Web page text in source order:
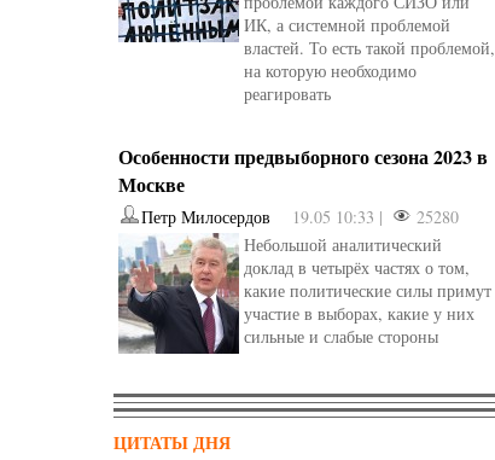
ИК, а системной проблемой
властей. То есть такой проблемой,
на которую необходимо
реагировать
Особенности предвыборного сезона 2023 в
Москве
Петр Милосердов 19.05 10:33 |
25280
Небольшой аналитический
доклад в четырёх частях о том,
какие политические силы примут
участие в выборах, какие у них
сильные и слабые стороны
ЦИТАТЫ ДНЯ